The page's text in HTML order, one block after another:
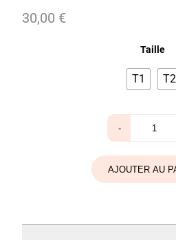
30,00 €
Taille
T1 T2
de
Blouson
Felicie
kaki
-
AJOUTER AU